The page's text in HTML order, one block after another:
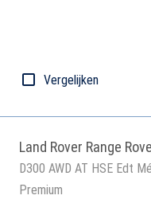
Vergelijken
Land Rover Range
D300 AWD AT HSE Edt
Premium